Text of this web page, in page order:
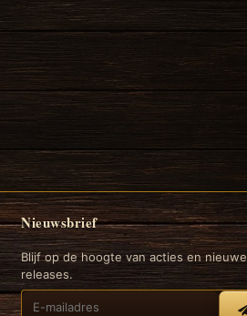
Nieuwsbrief
Blijf op de hoogte van acties en nieuwe
releases.